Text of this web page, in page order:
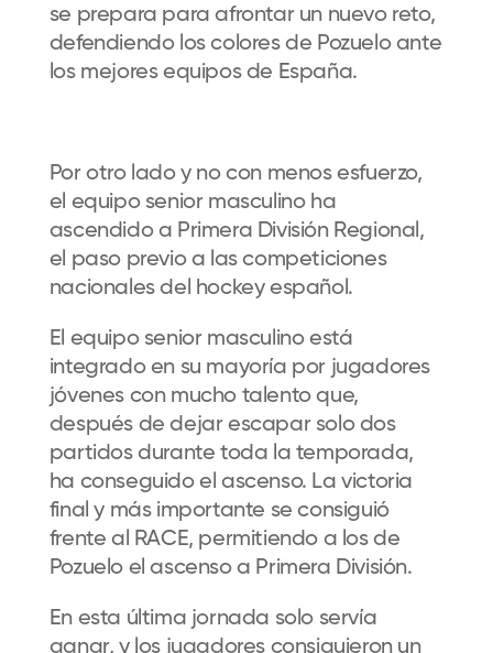
se prepara para afrontar un nuevo reto,
defendiendo los colores de Pozuelo ante
los mejores equipos de España.
Por otro lado y no con menos esfuerzo,
el equipo senior masculino ha
ascendido a Primera División Regional,
el paso previo a las competiciones
nacionales del hockey español.
El equipo senior masculino está
integrado en su mayoría por jugadores
jóvenes con mucho talento que,
después de dejar escapar solo dos
partidos durante toda la temporada,
ha conseguido el ascenso. La victoria
final y más importante se consiguió
frente al RACE, permitiendo a los de
Pozuelo el ascenso a Primera División.
En esta última jornada solo servía
ganar, y los jugadores consiguieron un